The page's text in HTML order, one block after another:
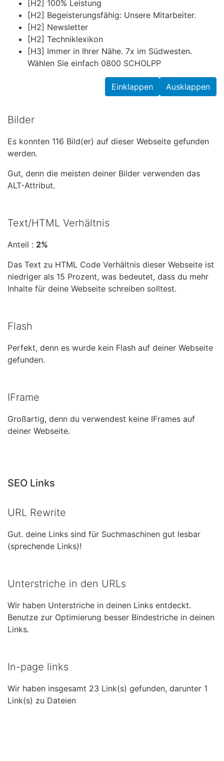
[H2] 100% Leistung
[H2] Begeisterungs­fähig: Unsere Mitarbeiter.
[H2] Newsletter
[H2] Technik­lexikon
[H3] Immer in Ihrer Nähe. 7x im Südwesten.
Wählen Sie einfach 0800 SCHOLPP
Ausklappen
Einklappen
Bilder
Es konnten 116 Bild(er) auf dieser Webseite gefunden
werden.
Gut, denn die meisten deiner Bilder verwenden das
ALT-Attribut.
Text/HTML Verhältnis
Anteil : 2%
Das Text zu HTML Code Verhältnis dieser Webseite ist
niedriger als 15 Prozent, was bedeutet, dass du mehr
Inhalte für deine Webseite schreiben solltest.
Flash
Perfekt, denn es wurde kein Flash auf deiner Webseite
gefunden.
IFrame
Großartig, denn du verwendest keine IFrames auf
deiner Webseite.
SEO Links
URL Rewrite
Gut. deine Links sind für Suchmaschinen gut lesbar
(sprechende Links)!
Unterstriche in den URLs
Wir haben Unterstriche in deinen Links entdeckt.
Benutze zur Optimierung besser Bindestriche in deinen
Links.
In-page links
Wir haben insgesamt 23 Link(s) gefunden, darunter 1
Link(s) zu Dateien